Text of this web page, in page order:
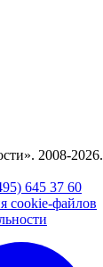
2008-2026.
645 37 60
cookie-файлов